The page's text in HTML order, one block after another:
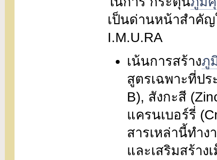
เป็นด่านหน้าสำคัญ
I.M.U.RA
เน้นการสร้างภู
สูตรเฉพาะที่ป
B), สังกะสี
แครนเบอร์รี่
สารเหล่านี้ทำ
และเสริมสร้าง